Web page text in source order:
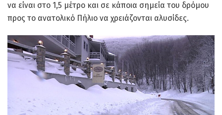
να είναι στο 1,5 μέτρο και σε κάποια σημεία του δρόμου
προς το ανατολικό Πήλιο να χρειάζονται αλυσίδες.